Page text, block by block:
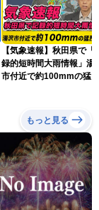
【気象速報】秋田県で「
録的短時間大雨情報」湯
市付近で約100mmの猛烈
もっと見る